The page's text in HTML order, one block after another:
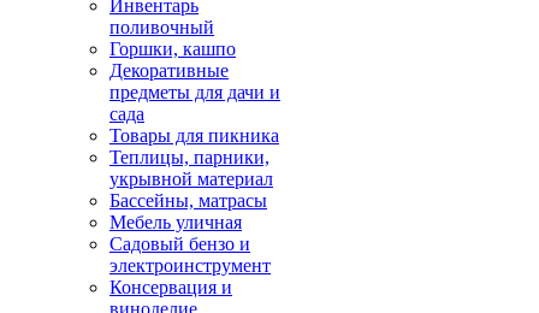
Инвентарь
поливочный
Горшки, кашпо
Декоративные
предметы для дачи и
сада
Товары для пикника
Теплицы, парники,
укрывной материал
Бассейны, матрасы
Мебель уличная
Садовый бензо и
электроинструмент
Консервация и
виноделие